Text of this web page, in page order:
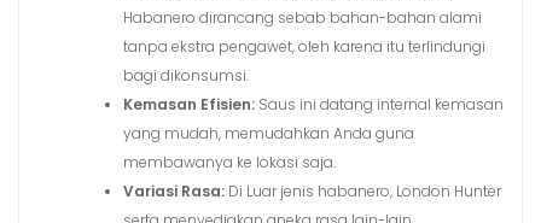
Habanero dirancang sebab bahan-bahan alami
tanpa ekstra pengawet, oleh karena itu terlindungi
bagi dikonsumsi.
Kemasan Efisien: Saus ini datang internal kemasan
yang mudah, memudahkan Anda guna
membawanya ke lokasi saja.
Variasi Rasa: Di Luar jenis habanero, London Hunter